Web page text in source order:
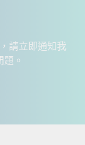
請立即通知我
。